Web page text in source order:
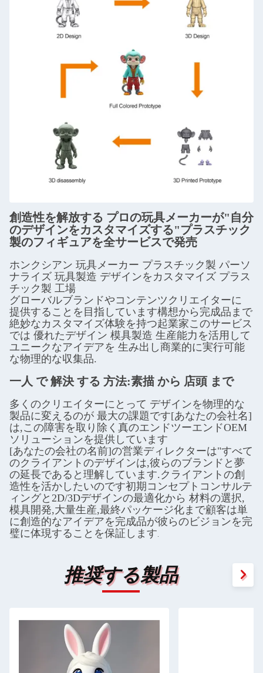
創造性を解放する プロの玩具メーカーが"自分
のデザインをカスタマイズする"プラスチック
製のフィギュアを全サービスで発売
ホンクシアン 玩具メーカー プラスチック製 パーソ
ナライズ 玩具製造 デザインをカスタマイズ プラス
チック製 工場
グローバルブランドやコンテンツクリエイターに
提供することを目指しています構想から完成品まで
絶妙なカスタマイズ体験を持つ起業家このサービス
では 優れたデザイン 模具製造 生産能力を活用して
ユニークなアイデアを 生み出し商業的に実行可能
な物理的な収集品.
一人 で 解決 する 方法:素描 から 店頭 まで
多くのクリエイターにとって デザインを物理的な
製品に変えるのが 最大の課題です[あなたの会社名]
は,この障害を取り除く真のエンドツーエンドOEM
ソリューションを提供しています
[あなたの会社の名前]の営業ディレクターは"すべて
のクライアントのデザインは,彼らのブランドと夢
の延長であると理解しています.クライアントの創
造性を活かしたいのです初期コンセプトコンサルテ
ィングと2D/3Dデザインの最適化から 材料の選択,
模具開発,大量生産,最終パッケージ化まで顧客は単
に創造的なアイデアを完成品が彼らのビジョンを完
璧に体現することを保証します.
推奨する製品